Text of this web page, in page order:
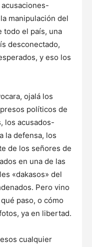
manipulación del
todo el país, una
desconectado,
y eso los
ojalá los
políticos de
los acusados-
la defensa, los
de los señores de
en una de las
«dakasos» del
Pero vino
paso, o cómo
ya en libertad.
cualquier